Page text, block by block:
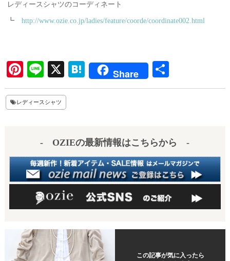
レディースシャツのコーディネート
┗ http://www.ozie.co.jp/ladies/feature/coorde/coordinate002.html
Pi
nt
er
Li
ne
X
H
at
Share
有
レディースシャツ
- OZIEの最新情報はこちらから -
この記事が気に入ったら